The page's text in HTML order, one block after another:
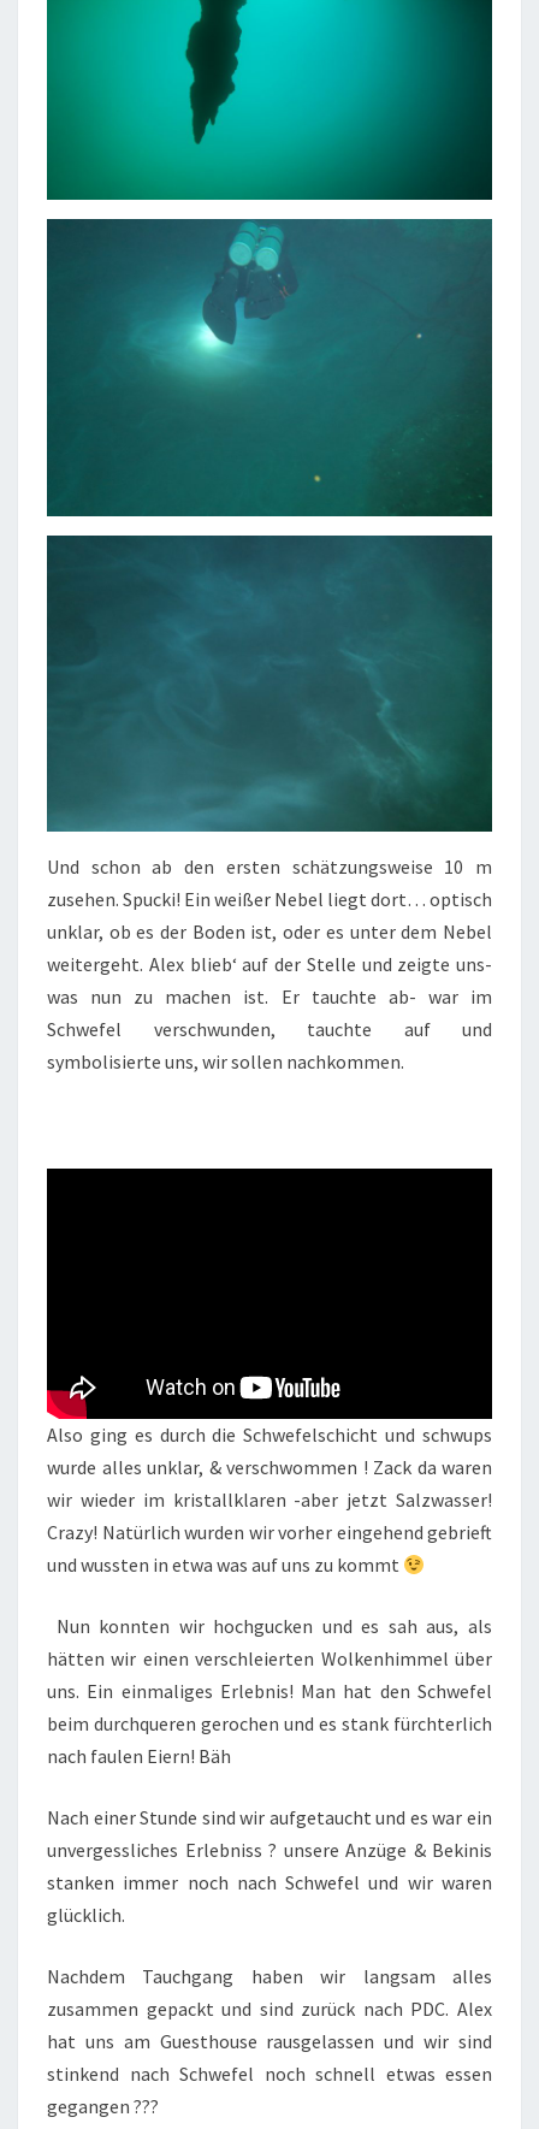
Und schon ab den ersten schätzungsweise 10 m
zusehen. Spucki! Ein weißer Nebel liegt dort… optisch
unklar, ob es der Boden ist, oder es unter dem Nebel
weitergeht. Alex blieb‘ auf der Stelle und zeigte uns-
was nun zu machen ist. Er tauchte ab- war im
Schwefel verschwunden, tauchte auf und
symbolisierte uns, wir sollen nachkommen.
Also ging es durch die Schwefelschicht und schwups
wurde alles unklar, & verschwommen ! Zack da waren
wir wieder im kristallklaren -aber jetzt Salzwasser!
Crazy! Natürlich wurden wir vorher eingehend gebrieft
und wussten in etwa was auf uns zu kommt
Nun konnten wir hochgucken und es sah aus, als
hätten wir einen verschleierten Wolkenhimmel über
uns. Ein einmaliges Erlebnis! Man hat den Schwefel
beim durchqueren gerochen und es stank fürchterlich
nach faulen Eiern! Bäh
Nach einer Stunde sind wir aufgetaucht und es war ein
unvergessliches Erlebniss ? unsere Anzüge & Bekinis
stanken immer noch nach Schwefel und wir waren
glücklich.
Nachdem Tauchgang haben wir langsam alles
zusammen gepackt und sind zurück nach PDC. Alex
hat uns am Guesthouse rausgelassen und wir sind
stinkend nach Schwefel noch schnell etwas essen
gegangen ???